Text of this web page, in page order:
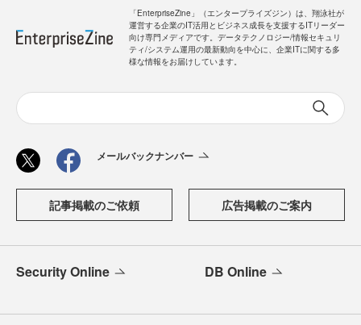
「EnterpriseZine」（エンタープライズジン）は、翔泳社が
運営する企業のIT活用とビジネス成長を支援するITリーダー
向け専門メディアです。データテクノロジー/情報セキュリ
ティ/システム運用の最新動向を中心に、企業ITに関する多
様な情報をお届けしています。
メールバックナンバー
記事掲載のご依頼 広告掲載のご案内
Security Online DB Online